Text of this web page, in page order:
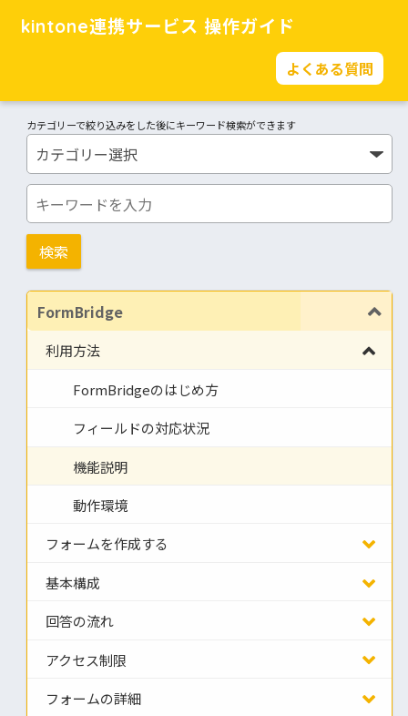
kintone連携サービス 操作ガイド
よくある質問
カテゴリーで絞り込みをした後にキーワード検索ができます
FormBridge
利用方法
FormBridgeのはじめ方
フィールドの対応状況
機能説明
動作環境
フォームを作成する
基本構成
回答の流れ
アクセス制限
フォームの詳細